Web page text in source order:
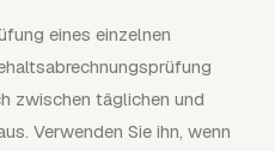
eines einzelnen
zwischen täglichen und
Verwenden Sie ihn, wenn